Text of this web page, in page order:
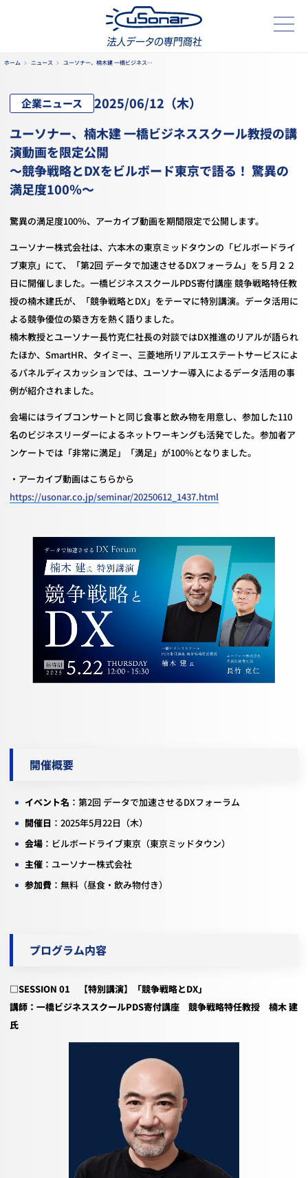
ホーム ニュース ユーソナー、楠木建 一橋ビジネス…
企業ニュース 2025/06/12 （木）
ユーソナー、楠木建 一橋ビジネススクール教授の講
演動画を限定公開
～競争戦略とDXをビルボード東京で語る！ 驚異の
満足度100％～
驚異の満足度100％、アーカイブ動画を期間限定で公開します。
ユーソナー株式会社は、六本木の東京ミッドタウンの「ビルボードライ
ブ東京」にて、「第2回 データで加速させるDXフォーラム」を５月２２
日に開催しました。一橋ビジネススクールPDS寄付講座 競争戦略特任教
授の楠木建氏が、「競争戦略とDX」をテーマに特別講演。データ活用に
よる競争優位の築き方を熱く語りました。
楠木教授とユーソナー長竹克仁社長の対談ではDX推進のリアルが語られ
たほか、SmartHR、タイミー、三菱地所リアルエステートサービスによ
るパネルディスカッションでは、ユーソナー導入によるデータ活用の事
例が紹介されました。
会場にはライブコンサートと同じ食事と飲み物を用意し、参加した110
名のビジネスリーダーによるネットワーキングも活発でした。参加者ア
ンケートでは「非常に満足」「満足」が100％となりました。
・アーカイブ動画はこちらから
https://usonar.co.jp/seminar/20250612_1437.html
開催概要
イベント名 ：第2回 データで加速させるDXフォーラム
開催日 ： 2025年5月22日（木）
会場 ：ビルボードライブ東京（東京ミッドタウン）
主催 ：ユーソナー株式会社
参加費 ：無料（昼食・飲み物付き）
プログラム内容
□SESSION 01 【特別講演】「競争戦略とDX」
講師：一橋ビジネススクールPDS寄付講座 競争戦略特任教授 楠木 建
氏